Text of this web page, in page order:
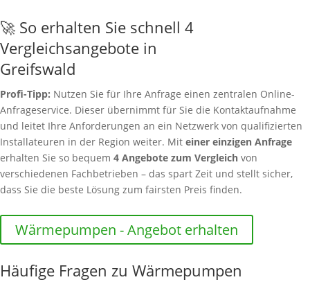
🚀 So erhalten Sie schnell 4
Vergleichsangebote in
Greifswald
Profi-Tipp: Nutzen Sie für Ihre Anfrage einen zentralen Online-
Anfrageservice. Dieser übernimmt für Sie die Kontaktaufnahme
und leitet Ihre Anforderungen an ein Netzwerk von qualifizierten
Installateuren in der Region weiter. Mit einer einzigen Anfrage
erhalten Sie so bequem 4 Angebote zum Vergleich von
verschiedenen Fachbetrieben – das spart Zeit und stellt sicher,
dass Sie die beste Lösung zum fairsten Preis finden.
Wärmepumpen - Angebot erhalten
Häufige Fragen zu Wärmepumpen